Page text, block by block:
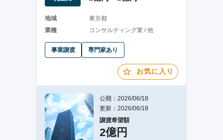
地域
東京都
業種
コンサルティング業 / 他
事業譲渡 専門家あり
お気に入り
公開：2026/06/18
更新：2026/06/18
譲渡希望額
2億円